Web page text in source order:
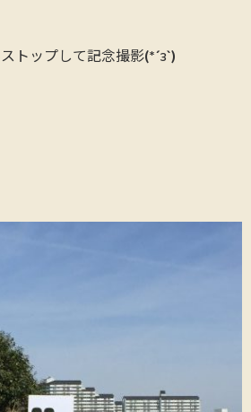
トップして記念撮影(*´з`)